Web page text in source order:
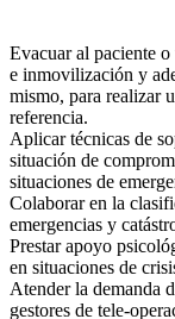
Evacuar al paciente
e inmovilización y
mismo, para realizar
referencia.
Aplicar técnicas de
situación de
situaciones de
Colaborar en la
emergencias y
Prestar apoyo
en situaciones de
Atender la demanda
gestores de tele-